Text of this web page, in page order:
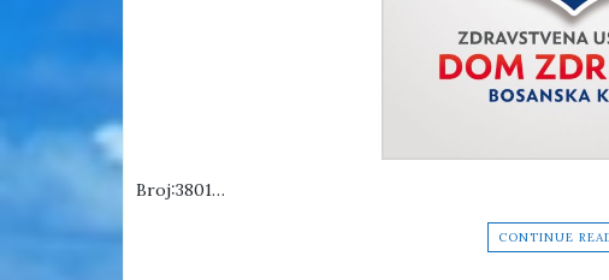
Broj:3801…
CONTINUE